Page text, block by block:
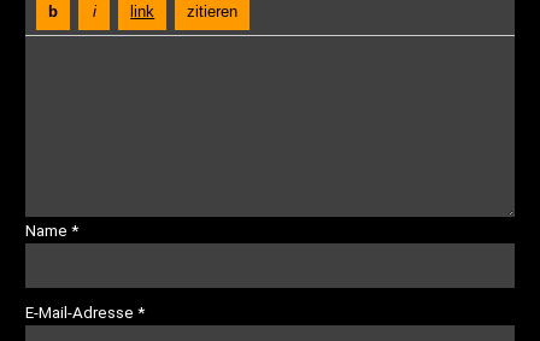
Name*
E-Mail-Adresse*